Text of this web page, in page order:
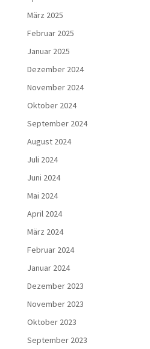
März 2025
Februar 2025
Januar 2025
Dezember 2024
November 2024
Oktober 2024
September 2024
August 2024
Juli 2024
Juni 2024
Mai 2024
April 2024
März 2024
Februar 2024
Januar 2024
Dezember 2023
November 2023
Oktober 2023
September 2023